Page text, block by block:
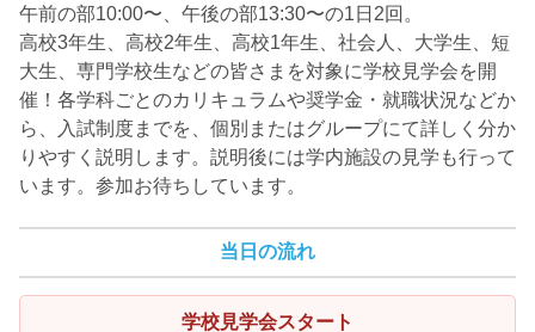
午前の部10:00〜、午後の部13:30〜の1日2回。
高校3年生、高校2年生、高校1年生、社会人、大学生、短
大生、専門学校生などの皆さまを対象に学校見学会を開
催！各学科ごとのカリキュラムや奨学金・就職状況などか
ら、入試制度までを、個別またはグループにて詳しく分か
りやすく説明します。説明後には学内施設の見学も行って
います。参加お待ちしています。
当日の流れ
学校見学会スタート